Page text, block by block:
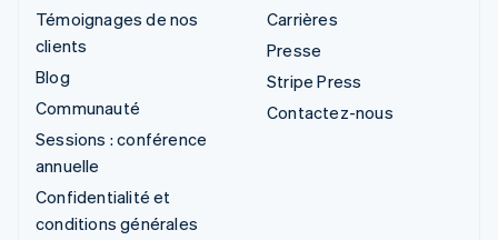
Témoignages de nos
clients
Blog
Communauté
Sessions : conférence
annuelle
Confidentialité et
conditions générales
Carrières
Presse
Stripe Press
Contactez-nous